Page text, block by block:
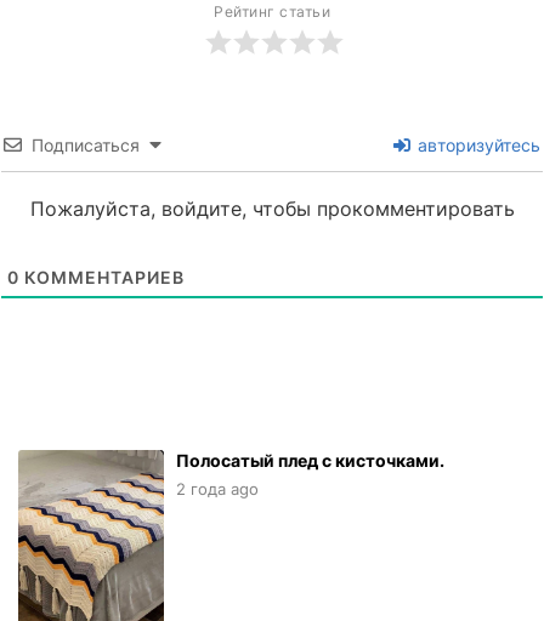
Рейтинг статьи
Подписаться авторизуйтесь
Пожалуйста, войдите, чтобы прокомментировать
0 КОММЕНТАРИЕВ
Полосатый плед с кисточками.
2 года ago